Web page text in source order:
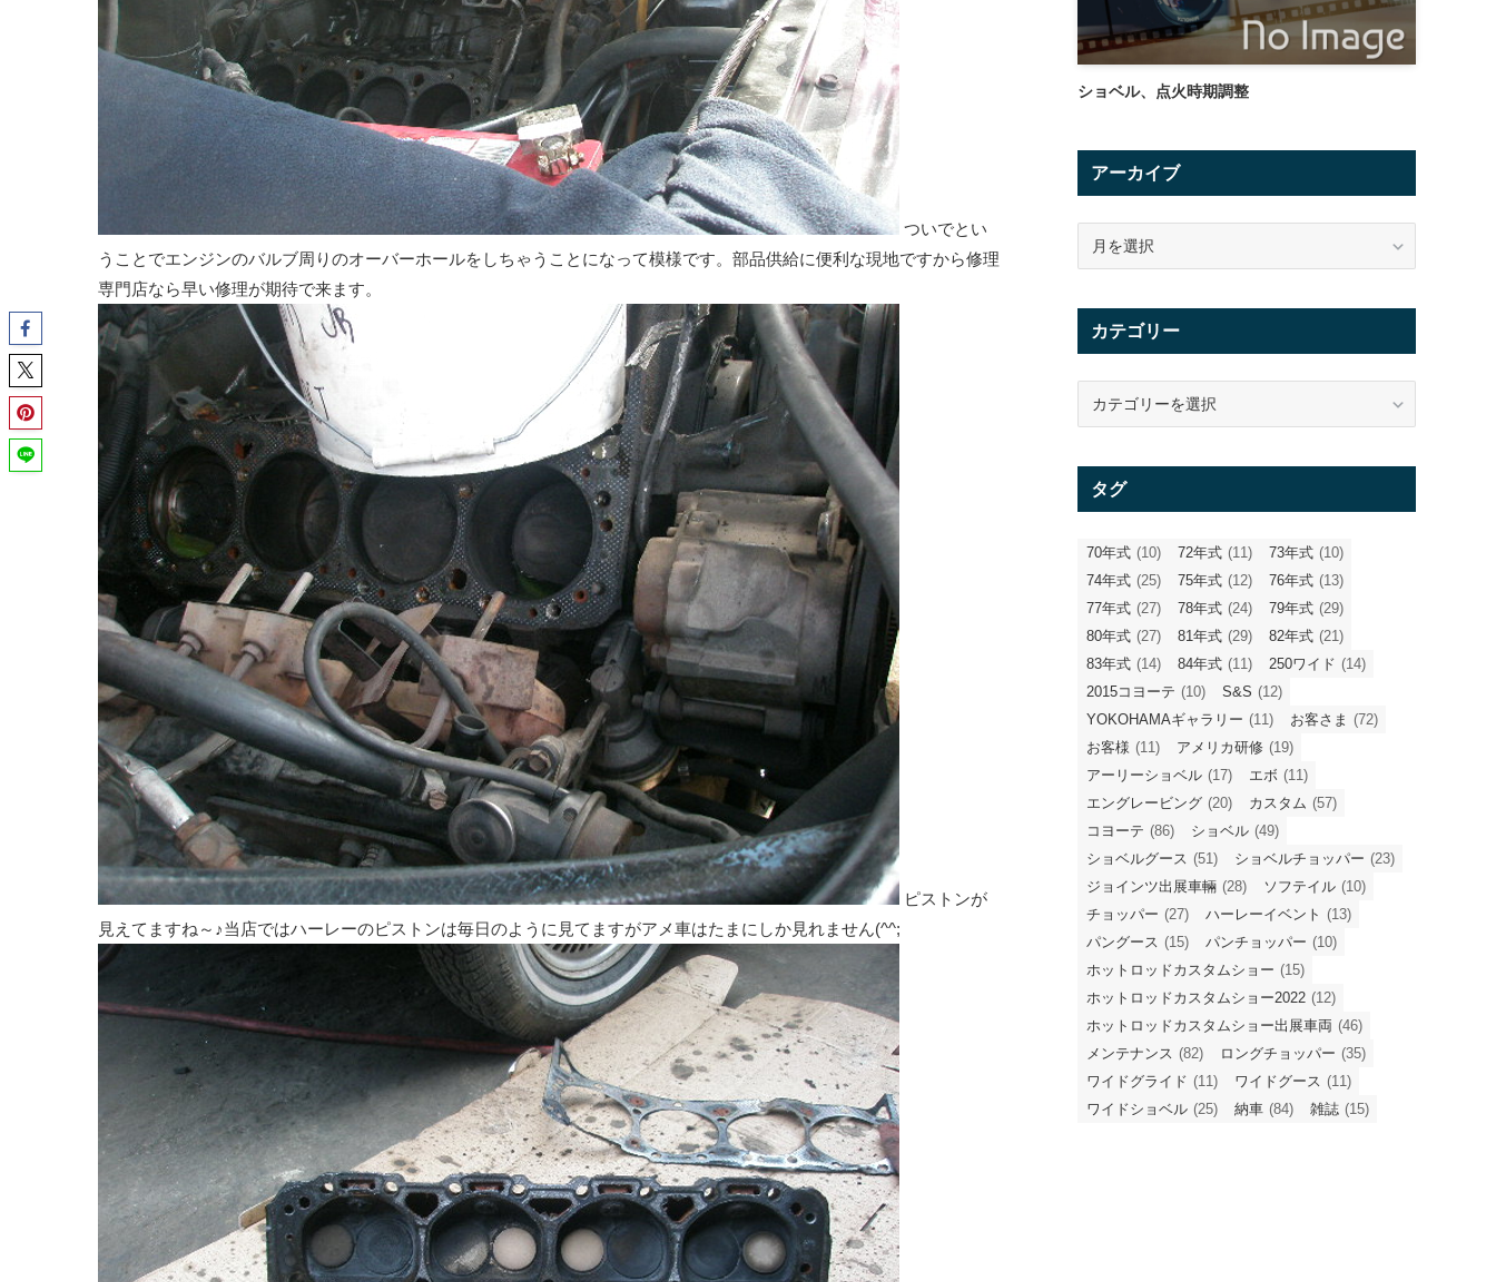
ついでとい
うことでエンジンのバルブ周りのオーバーホールをしちゃうことになって模様です。部品供給に便利な現地ですから修理
専門店なら早い修理が期待で来ます。
ピストンが
見えてますね～♪当店ではハーレーのピストンは毎日のように見てますがアメ車はたまにしか見れません(^^;
ショベル、点火時期調整
アーカイブ
イ
カテゴリー
リ
タグ
70年式 (10) 72年式 (11) 73年式 (10)
74年式 (25) 75年式 (12) 76年式 (13)
77年式 (27) 78年式 (24) 79年式 (29)
80年式 (27) 81年式 (29) 82年式 (21)
83年式 (14) 84年式 (11) 250ワイド (14)
2015コヨーテ (10) S&S (12)
YOKOHAMAギャラリー (11) お客さま (72)
お客様 (11) アメリカ研修 (19)
アーリーショベル (17) エボ (11)
エングレービング (20) カスタム (57)
コヨーテ (86) ショベル (49)
ショベルグース (51) ショベルチョッパー (23)
ジョインツ出展車輛 (28) ソフテイル (10)
チョッパー (27) ハーレーイベント (13)
パングース (15) パンチョッパー (10)
ホットロッドカスタムショー (15)
ホットロッドカスタムショー2022 (12)
ホットロッドカスタムショー出展車両 (46)
メンテナンス (82) ロングチョッパー (35)
ワイドグライド (11) ワイドグース (11)
ワイドショベル (25) 納車 (84) 雑誌 (15)